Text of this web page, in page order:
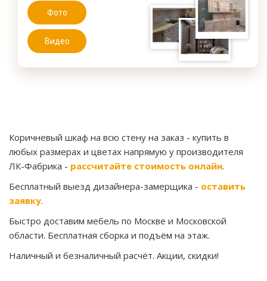
Фото
Видео
Коричневый шкаф на всю стену на заказ - купить в
любых размерах и цветах напрямую у производителя
ЛК-Фабрика - рассчитайте стоимость онлайн.
Бесплатный выезд дизайнера-замерщика - оставить
заявку.
Быстро доставим мебель по Москве и Московской
области. Бесплатная сборка и подъём на этаж.
Наличный и безналичный расчёт. Акции, скидки!